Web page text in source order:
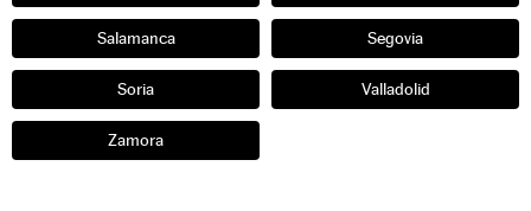
Salamanca Segovia
Soria Valladolid
Zamora